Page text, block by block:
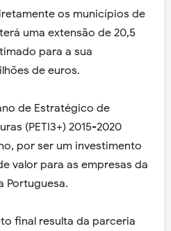
os municípios de
uma extensão de 20,5
para a sua
de euros.
de Estratégico de
(PETI3+) 2015-2020
por ser um investimento
valor para as empresas da
Portuguesa.
final resulta da parceria